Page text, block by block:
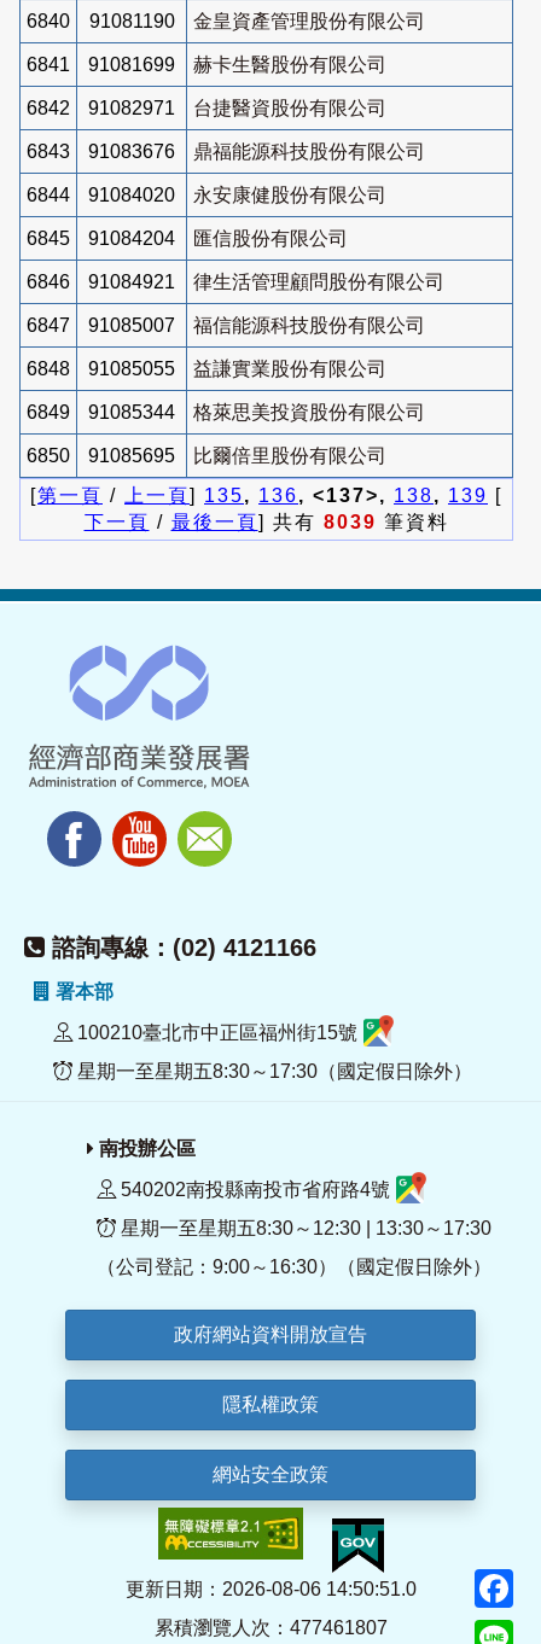
6840 91081190 金皇資產管理股份有限公司
6841 91081699 赫卡生醫股份有限公司
6842 91082971 台捷醫資股份有限公司
6843 91083676 鼎福能源科技股份有限公司
6844 91084020 永安康健股份有限公司
6845 91084204 匯信股份有限公司
6846 91084921 律生活管理顧問股份有限公司
6847 91085007 福信能源科技股份有限公司
6848 91085055 益謙實業股份有限公司
6849 91085344 格萊思美投資股份有限公司
6850 91085695
比爾倍里股份有限公司
[第一頁 / 上一頁] 135, 136, <137>, 138, 139 [
下一頁 / 最後一頁] 共有 8039 筆資料
諮詢專線：(02) 4121166
署本部
100210臺北市中正區福州街15號
星期一至星期五8:30～17:30（國定假日除外）
南投辦公區
540202南投縣南投市省府路4號
星期一至星期五8:30～12:30 | 13:30～17:30
（公司登記：9:00～16:30）（國定假日除外）
政府網站資料開放宣告
隱私權政策
網站安全政策
更新日期：2026-08-06 14:50:51.0
累積瀏覽人次：477461807